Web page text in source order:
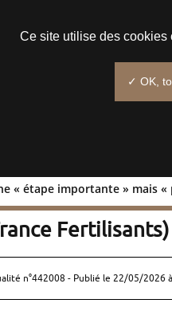
« étape importante » mais
« étape
Fertilisants)
n°442008 - Publié le 22/05/2026
Ce site utilise des cookies
✓ OK,